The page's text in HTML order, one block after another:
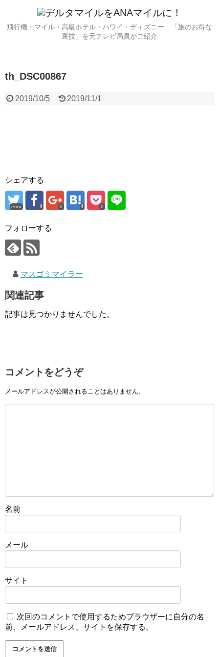
飛行機・マイル・高級ホテル・ハワイ・ディズニー…「旅のお得な
裏技」を元テレビ局員がご紹介
th_DSC00867
2019/10/5 2019/11/1
シェアする
error 0 0
フォローする
マスゴミマイラー
関連記事
記事は見つかりませんでした。
コメントをどうぞ
メールアドレスが公開されることはありません。
名前
メール
サイト
次回のコメントで使用するためブラウザーに自分の名
前、メールアドレス、サイトを保存する。